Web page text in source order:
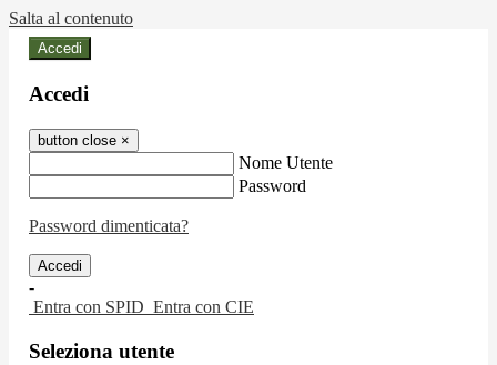
Salta al contenuto
Accedi
Accedi
button close ×
Nome Utente
Password
Password dimenticata?
-
Entra con SPID Entra con CIE
Seleziona utente